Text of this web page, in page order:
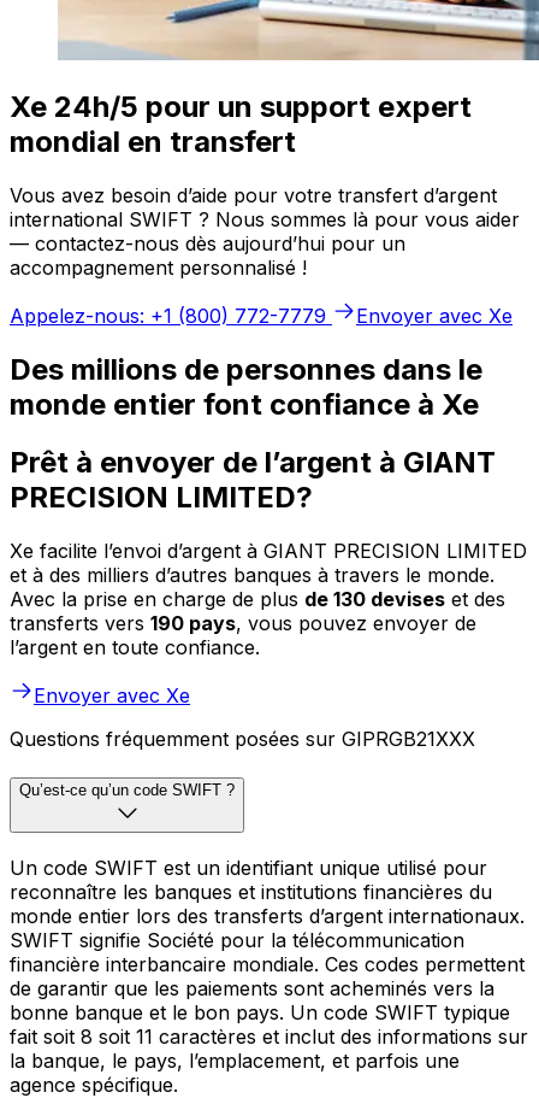
Xe 24h/5 pour un support expert
mondial en transfert
Vous avez besoin d’aide pour votre transfert d’argent
international SWIFT ? Nous sommes là pour vous aider
— contactez-nous dès aujourd’hui pour un
accompagnement personnalisé !
Appelez-nous: +1 (800) 772-7779
Envoyer avec Xe
Des millions de personnes dans le
monde entier font confiance à Xe
Prêt à envoyer de l’argent à GIANT
PRECISION LIMITED?
Xe facilite l’envoi d’argent à GIANT PRECISION LIMITED
et à des milliers d’autres banques à travers le monde.
Avec la prise en charge de plus de 130 devises et des
transferts vers 190 pays, vous pouvez envoyer de
l’argent en toute confiance.
Envoyer avec Xe
Questions fréquemment posées sur GIPRGB21XXX
Qu’est-ce qu’un code SWIFT ?
Un code SWIFT est un identifiant unique utilisé pour
reconnaître les banques et institutions financières du
monde entier lors des transferts d’argent internationaux.
SWIFT signifie Société pour la télécommunication
financière interbancaire mondiale. Ces codes permettent
de garantir que les paiements sont acheminés vers la
bonne banque et le bon pays. Un code SWIFT typique
fait soit 8 soit 11 caractères et inclut des informations sur
la banque, le pays, l’emplacement, et parfois une
agence spécifique.